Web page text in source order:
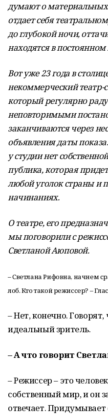
думают о материальных
отдает себя
до глубокой ночи,
находятся в
Вот уже 23 года в
некоммерческий театр-
который регулярно
неповторимыми
заканчиваются через
объявления даты
у студии нет
публика, которая
любой уголок страны и
начинаниях.
О театре, его
мы поговорили с
Светланой Аюповой.
– Светлана Рифовна, начнем
лоб. Кто такой режиссер? –
– Нет, конечно. Говорят,
идеальный зритель.
– А что говорит
– Режиссер – это
собственный мир, и он
отвечает. Придумывает